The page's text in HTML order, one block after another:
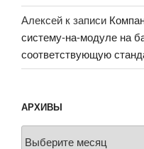
Алексей к записи
систему-на-модуле на
соответствующую
АРХИВЫ